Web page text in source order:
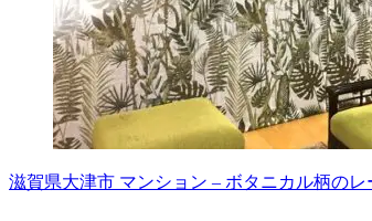
滋賀県大津市 マンション – ボタニカル柄の